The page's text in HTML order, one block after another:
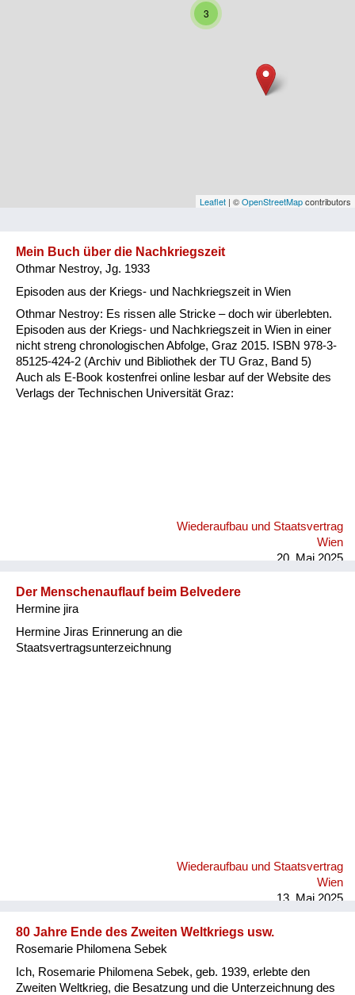
Niederösterreich
Vorarlberg
Kategorie
Besatzungsmächte
Frauen, Mütter, Kinder
Versorgung
Wiederaufbau und
Wohnen
3
Leaflet | ©OpenStreetMapcontributors
Mein Buch über die Nachkriegszeit
Othmar Nestroy, Jg. 1933
Episoden aus der Kriegs- und Nachkriegszeit in Wien
Othmar Nestroy: Es rissen alle Stricke – doch wir überlebten.
Episoden aus der Kriegs- und Nachkriegszeit in Wien in einer
nicht streng chronologischen Abfolge, Graz 2015. ISBN 978-3-
85125-424-2 (Archiv und Bibliothek der TU Graz, Band 5)
Auch als E-Book kostenfrei online lesbar auf der Website des
Verlags der Technischen Universität Graz:
Wiederaufbau und Staatsvertrag
Wien
20. Mai 2025
Der Menschenauflauf beim Belvedere
Hermine jira
Hermine Jiras Erinnerung an die
Staatsvertragsunterzeichnung
Wiederaufbau und Staatsvertrag
Wien
13. Mai 2025
80 Jahre Ende des Zweiten Weltkriegs usw.
Rosemarie Philomena Sebek
Ich, Rosemarie Philomena Sebek, geb. 1939, erlebte den
Zweiten Weltkrieg, die Besatzung und die Unterzeichnung des